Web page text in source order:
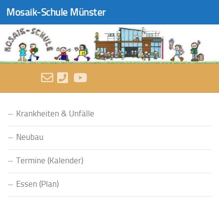
Zum Inhalt springen
Mosaik-Schule Münster
Krankheiten & Unfälle
Neubau
Termine (Kalender)
Essen (Plan)